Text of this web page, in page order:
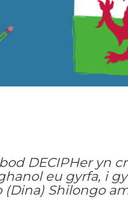
DECIPHer yn
eu gyrfa, i
Shilongo